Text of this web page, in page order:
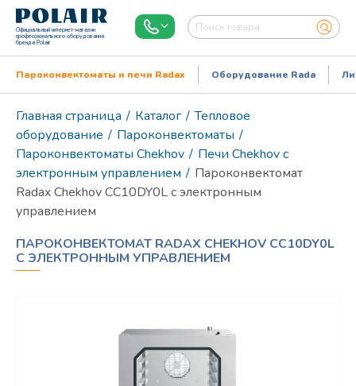
Официальный интернет-магазин
профессионального оборудования
бренда Polair
Пароконвектоматы и печи Radax Оборудование Rada
Главная страница / Каталог / Тепловое
оборудование / Пароконвектоматы /
Пароконвектоматы Chekhov / Печи Chekhov с
электронным управлением / Пароконвектомат
Radax Chekhov CC10DY0L с электронным
управлением
ПАРОКОНВЕКТОМАТ RADAX CHEKHOV CC10DY0L
С ЭЛЕКТРОННЫМ УПРАВЛЕНИЕМ